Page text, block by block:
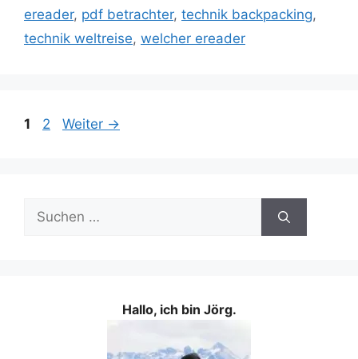
ereader, pdf betrachter, technik backpacking,
technik weltreise, welcher ereader
Seite
1 Seite
2 Weiter →
Suchen
nach:
Hallo, ich bin Jörg.